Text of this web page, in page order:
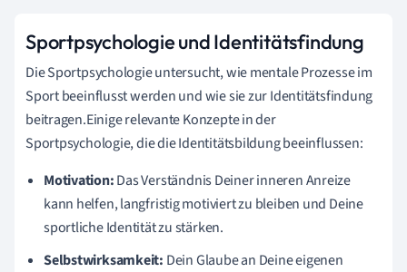
Sportpsychologie und Identitätsfindung
Die Sportpsychologie untersucht, wie mentale Prozesse im
Sport beeinflusst werden und wie sie zur Identitätsfindung
beitragen.Einige relevante Konzepte in der
Sportpsychologie, die die Identitätsbildung beeinflussen:
Motivation:Das Verständnis Deiner inneren Anreize
kann helfen, langfristig motiviert zu bleiben und Deine
sportliche Identität zu stärken.
Selbstwirksamkeit: Dein Glaube an Deine eigenen